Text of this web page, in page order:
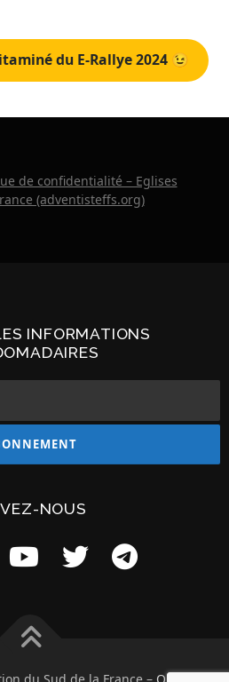
du E-Rallye 2024 😉
de confidentialité – Eglises
(adventisteffs.org)
INFORMATIONS
NOUS
du Sud de la France– OnePress